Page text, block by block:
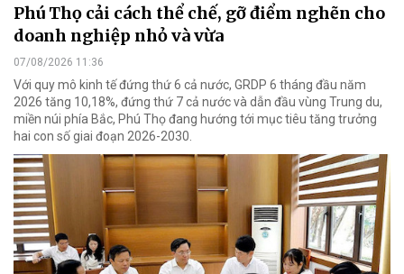
Phú Thọ cải cách thể chế, gỡ điểm nghẽn cho
doanh nghiệp nhỏ và vừa
07/08/2026 11:36
Với quy mô kinh tế đứng thứ 6 cả nước, GRDP 6 tháng đầu năm
2026 tăng 10,18%, đứng thứ 7 cả nước và dẫn đầu vùng Trung du,
miền núi phía Bắc, Phú Thọ đang hướng tới mục tiêu tăng trưởng
hai con số giai đoạn 2026-2030.